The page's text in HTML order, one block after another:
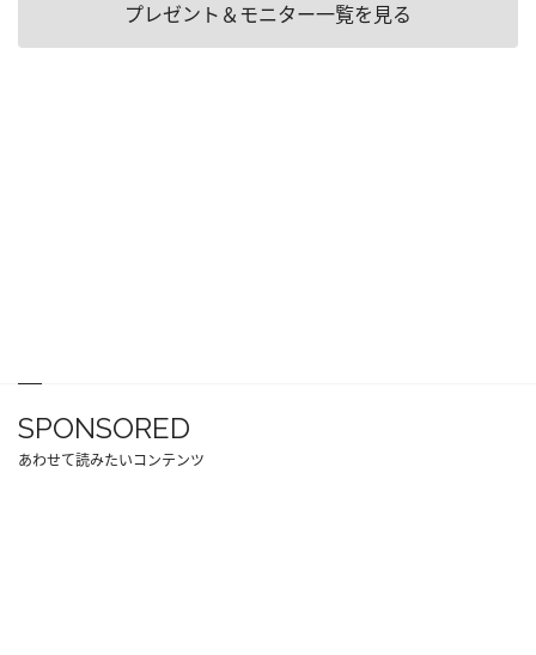
プレゼント＆モニター一覧を見る
SPONSORED
あわせて読みたいコンテンツ